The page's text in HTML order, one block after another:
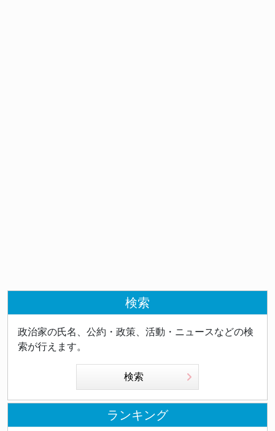
検索
政治家の氏名、公約・政策、活動・ニュースなどの検
索が行えます。
検索
ランキング